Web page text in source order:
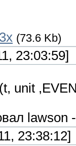
(73.6 Kb)
23:03:59]
unit
lawson
23:38:12]